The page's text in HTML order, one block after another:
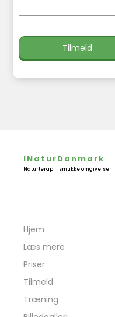
INaturDanmark
Naturterapi i smukke omgivelser
Hjem
Læs mere
Priser
Tilmeld
Træning